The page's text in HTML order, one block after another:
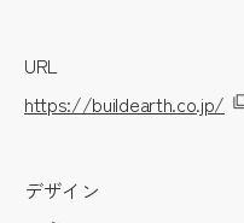
URL
https://buildearth.co.jp/
デザイン